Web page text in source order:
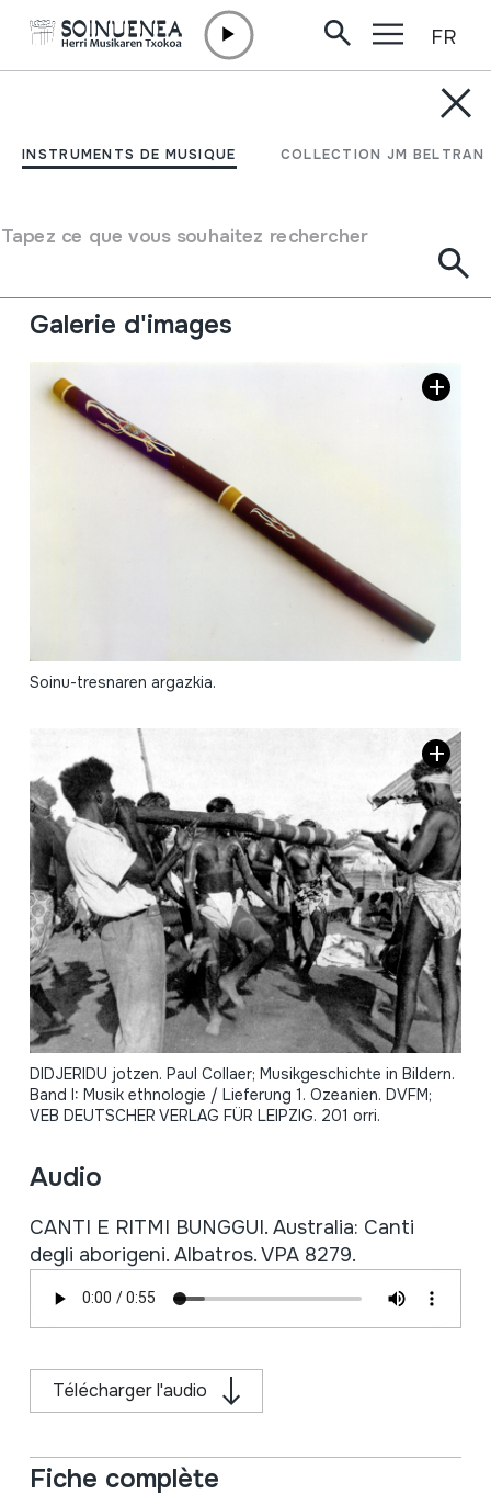
INSTRUMENTS DE MUSIQUE COLLECTION JM BELTRAN
Tapez ce que vous souhaitez rechercher
FR
DIDJERIDU
Type d'instrument de musique
Aérophones
Galerie d'images
Soinu-tresnaren argazkia.
DIDJERIDU jotzen. Paul Collaer; Musikgeschichte in Bildern.
Band I: Musik ethnologie / Lieferung 1. Ozeanien. DVFM;
VEB DEUTSCHER VERLAG FÜR LEIPZIG. 201 orri.
Audio
CANTI E RITMI BUNGGUI. Australia: Canti
degli aborigeni. Albatros. VPA 8279.
Télécharger l'audio
Fiche complète